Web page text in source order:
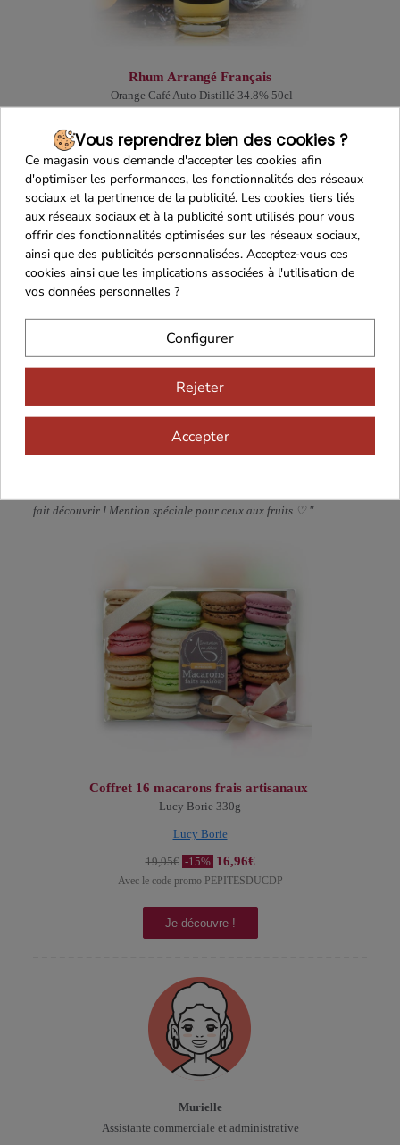
Rhum Arrangé Français
Orange Café Auto Distillé 34.8% 50cl
32,04€
Avec le code promo PEPITESDUCDP
Je découvre !
Emelyne
Secrétaire administrative des ventes
" J'ai été conquise par ces macarons colorés, élaborés de façon
fait découvrir ! Mention spéciale pour ceux aux fruits ♡ "
Coffret 16 macarons frais artisanaux
Lucy Borie 330g
Lucy Borie
19,95€ -15% 16,96€
Avec le code promo PEPITESDUCDP
Je découvre !
Murielle
Assistante commerciale et administrative
Vous reprendrez bien des cookies ?
Ce magasin vous demande d'accepter les cookies afin
d'optimiser les performances, les fonctionnalités des réseaux
sociaux et la pertinence de la publicité. Les cookies tiers liés
aux réseaux sociaux et à la publicité sont utilisés pour vous
offrir des fonctionnalités optimisées sur les réseaux sociaux,
ainsi que des publicités personnalisées. Acceptez-vous ces
cookies ainsi que les implications associées à l'utilisation de
vos données personnelles ?
Configurer
Rejeter
Accepter